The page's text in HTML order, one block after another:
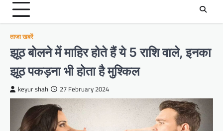
ताजा खबरें
झूठ बोलने में माहिर होते हैं ये 5 राशि वाले, इनका
झूठ पकड़ना भी होता है मुश्किल
keyur shah 27 February 2024